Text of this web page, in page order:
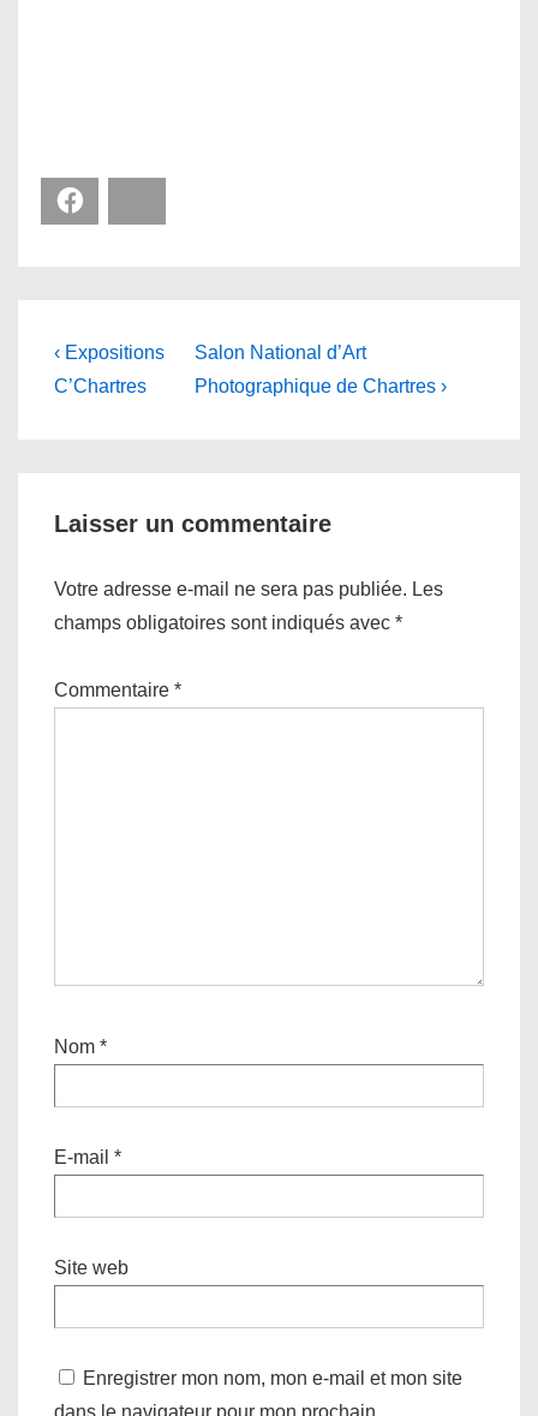
Navigation
de
Previous
Post
‹ Expositions
C’Chartres
Next
Post
Salon National d’Art
Photographique de Chartres ›
Laisser un commentaire
Votre adresse e-mail ne sera pas publiée. Les
champs obligatoires sont indiqués avec *
Commentaire *
Nom *
E-mail *
Site web
Enregistrer mon nom, mon e-mail et mon site